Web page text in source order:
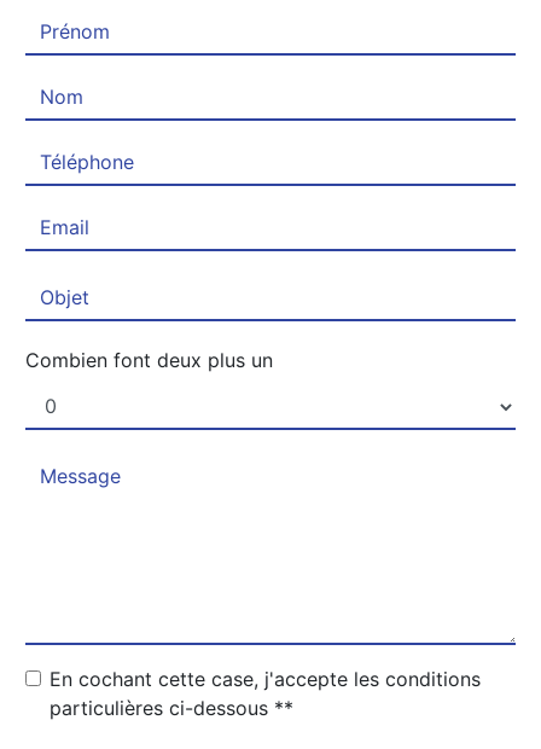
Combien font deux plus un
En cochant cette case, j'accepte les conditions
particulières ci-dessous **